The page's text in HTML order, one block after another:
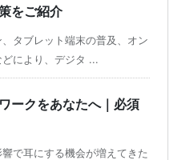
をご紹介
タブレット端末の普及、オン
により、デジタ ...
ークをあなたへ｜必須
で耳にする機会が増えてきた